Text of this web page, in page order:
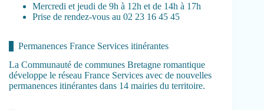
Mercredi et jeudi de 9h à 12h et de 14h à 17h
Prise de rendez-vous au 02 23 16 45 45
Permanences France Services itinérantes
La Communauté de communes Bretagne romantique
développe le réseau France Services avec de nouvelles
permanences itinérantes dans 14 mairies du territoire.